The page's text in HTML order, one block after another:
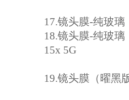
17.镜头膜-纯玻璃
18.镜头膜-纯玻璃
15x 5G
19.镜头膜（曜黑